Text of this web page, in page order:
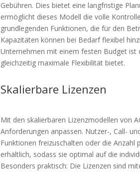
Gebühren. Dies bietet eine langfristige
ermöglicht dieses Modell die volle
grundlegenden Funktionen, die für den
Kapazitäten können bei Bedarf flexibel
Unternehmen mit einem festen Budget ist
gleichzeitig maximale Flexibilität bietet.
Skalierbare Lizenzen
Mit den skalierbaren Lizenzmodellen von
Anforderungen anpassen. Nutzer-, Call-
Funktionen freizuschalten oder die Anzahl
erhältlich, sodass sie optimal auf die
Besonders praktisch: Die Lizenzen sind